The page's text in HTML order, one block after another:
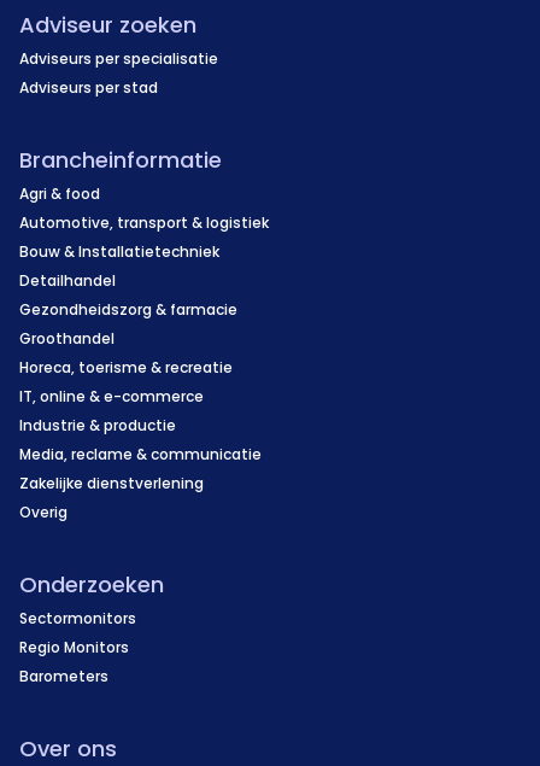
Adviseur zoeken
Adviseurs per specialisatie
Adviseurs per stad
Brancheinformatie
Agri & food
Automotive, transport & logistiek
Bouw & Installatietechniek
Detailhandel
Gezondheidszorg & farmacie
Groothandel
Horeca, toerisme & recreatie
IT, online & e-commerce
Industrie & productie
Media, reclame & communicatie
Zakelijke dienstverlening
Overig
Onderzoeken
Sectormonitors
Regio Monitors
Barometers
Over ons